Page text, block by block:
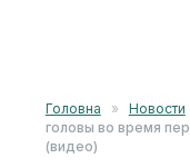
Головна » Новости
головы во время
(видео)